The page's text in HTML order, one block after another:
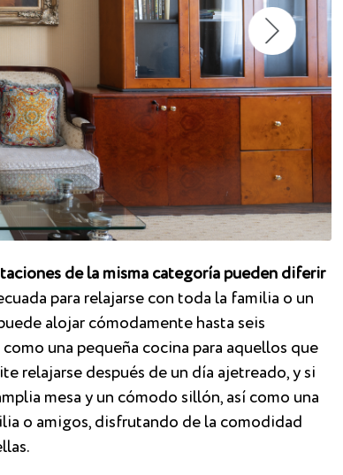
de la misma categoría pueden diferir
para relajarse con toda la familia o un
alojar cómodamente hasta seis
una pequeña cocina para aquellos que
relajarse después de un día ajetreado, y si
mesa y un cómodo sillón, así como una
o amigos, disfrutando de la comodidad